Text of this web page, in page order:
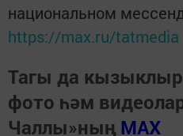
национальном
https://max.ru/tatmedia
Тагы да
фото һәм
Чаллы»ның MAX